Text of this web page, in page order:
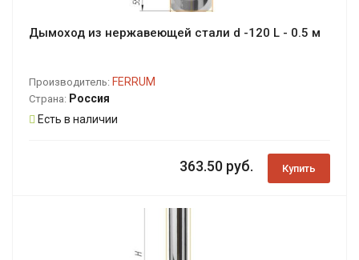
Дымоход из нержавеющей стали d -120 L - 0.5 м
Производитель: FERRUM
Страна: Россия
Есть в наличии
363.50 руб. Купить